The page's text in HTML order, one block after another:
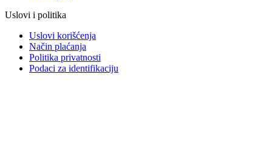
Uslovi i politika
Uslovi korišćenja
Način plaćanja
Politika privatnosti
Podaci za identifikaciju